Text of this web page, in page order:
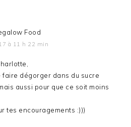
Food
à 11 h 22 min
faire dégorger dans du sucre
aussi pour que ce soit moins
tes encouragements :)))